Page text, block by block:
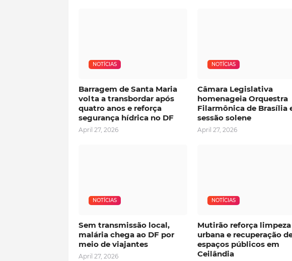
NOTÍCIAS
Barragem de Santa Maria
volta a transbordar após
quatro anos e reforça
segurança hídrica no DF
April 27, 2026
NOTÍCIAS
Câmara Legislativa
homenageia Orquestra
Filarmônica de Brasília
sessão solene
April 27, 2026
NOTÍCIAS
Sem transmissão local,
malária chega ao DF por
meio de viajantes
April 27, 2026
NOTÍCIAS
Mutirão reforça limpeza
urbana e recuperação
espaços públicos em
Ceilândia